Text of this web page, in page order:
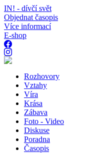
IN! - dívčí svět
Objednat časopis
Více informací
E-shop
Rozhovory
Vztahy
Víra
Krása
Zábava
Foto - Video
Diskuse
Poradna
Časopis